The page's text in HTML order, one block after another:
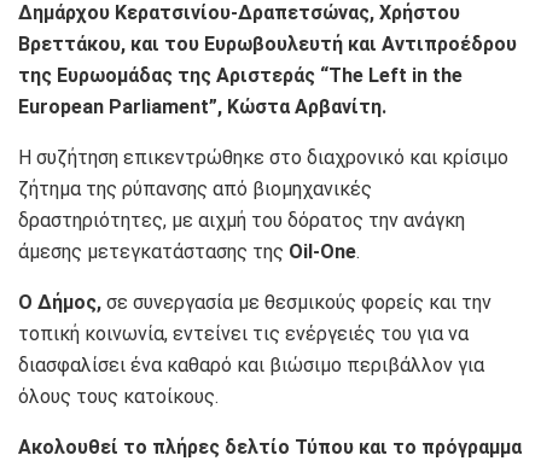
Δημάρχου Κερατσινίου-Δραπετσώνας, Χρήστου
Βρεττάκου, και του Ευρωβουλευτή και Αντιπροέδρου
της Ευρωομάδας της Αριστεράς “The Left in the
European Parliament”, Κώστα Αρβανίτη.
Η συζήτηση επικεντρώθηκε στο διαχρονικό και κρίσιμο
ζήτημα της ρύπανσης από βιομηχανικές
δραστηριότητες, με αιχμή του δόρατος την ανάγκη
άμεσης μετεγκατάστασης της Oil-One.
Ο Δήμος, σε συνεργασία με θεσμικούς φορείς και την
τοπική κοινωνία, εντείνει τις ενέργειές του για να
διασφαλίσει ένα καθαρό και βιώσιμο περιβάλλον για
όλους τους κατοίκους.
Ακολουθεί το πλήρες δελτίο Τύπου και το πρόγραμμα